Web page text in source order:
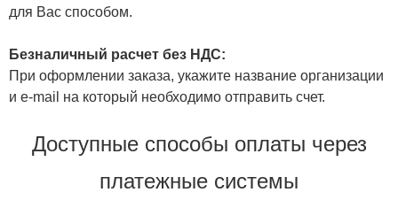
для Вас способом.
Безналичный расчет без НДС:
При оформлении заказа, укажите название организации
и e-mail на который необходимо отправить счет.
Доступные способы оплаты через
платежные системы